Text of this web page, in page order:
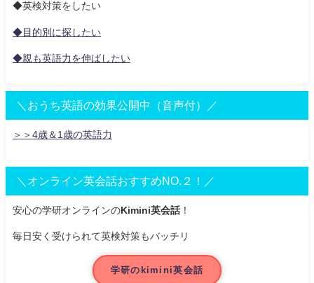
◆英検対策をしたい
◆目的別に探したい
◆親も英語力を伸ばしたい
＼おうち英語の効果公開中（音声付）／
＞＞4歳＆1歳の英語力
＼オンライン英会話おすすめNO.２！／
安心の学研オンラインの Kimini英会話！
毎日安く受けられて英検対策もバッチリ
学研のkimini英会話